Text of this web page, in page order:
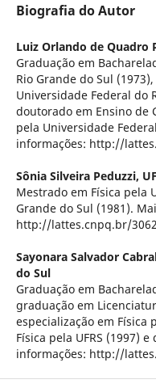
Biografia do Autor
Luiz Orlando de Quadro
Graduação em
Rio Grande do Sul
Universidade Federal do
doutorado em Ensino de
pela Universidade
informações: http://
Sônia Silveira Peduzzi,
Mestrado em Física pela
Grande do Sul (1981).
http://lattes.cnpq.br/
Sayonara Salvador
do Sul
Graduação em
graduação em
especialização em Física
Física pela UFRS (1997)
informações: http://